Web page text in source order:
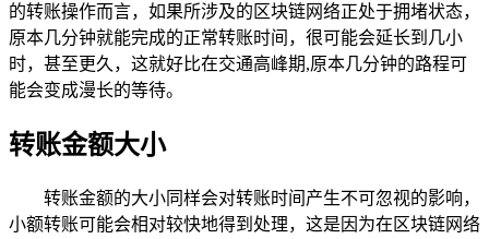
的转账操作而言，如果所涉及的区块链网络正处于拥堵状态，
原本几分钟就能完成的正常转账时间，很可能会延长到几小
时，甚至更久，这就好比在交通高峰期,原本几分钟的路程可
能会变成漫长的等待。
转账金额大小
转账金额的大小同样会对转账时间产生不可忽视的影响，
小额转账可能会相对较快地得到处理，这是因为在区块链网络